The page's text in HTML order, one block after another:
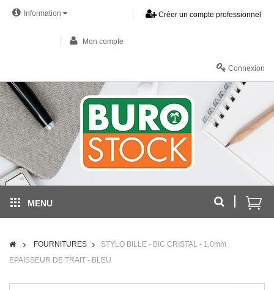
Information Créer un compte professionnel
Mon compte
Connexion
MENU
FOURNITURES
STYLO BILLE - BIC CRISTAL - 1,0mm
EPAISSEUR DE TRAIT - BLEU